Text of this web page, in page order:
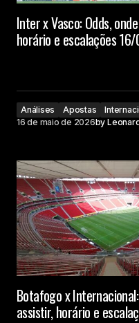
Inter x Vasco: Odds,
horário e escalações
Análises Apostas
16 de maio de 2026by
Botafogo x
assistir, horário e